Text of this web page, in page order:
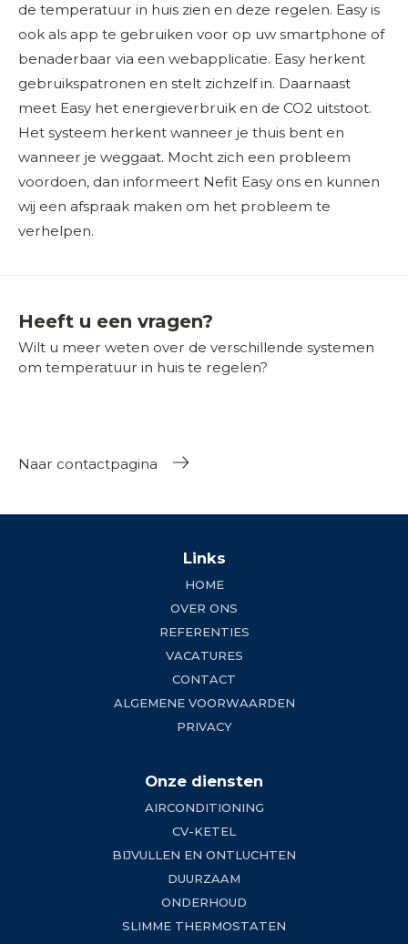
de temperatuur in huis zien en deze regelen. Easy is
ook als app te gebruiken voor op uw smartphone of
benaderbaar via een webapplicatie. Easy herkent
gebruikspatronen en stelt zichzelf in. Daarnaast
meet Easy het energieverbruik en de CO2 uitstoot.
Het systeem herkent wanneer je thuis bent en
wanneer je weggaat. Mocht zich een probleem
voordoen, dan informeert Nefit Easy ons en kunnen
wij een afspraak maken om het probleem te
verhelpen.
Heeft u een vragen?
Wilt u meer weten over de verschillende systemen
om temperatuur in huis te regelen?
Naar contactpagina
Links
HOME
OVER ONS
REFERENTIES
VACATURES
CONTACT
ALGEMENE VOORWAARDEN
PRIVACY
Onze diensten
AIRCONDITIONING
CV-KETEL
BIJVULLEN EN ONTLUCHTEN
DUURZAAM
ONDERHOUD
SLIMME THERMOSTATEN